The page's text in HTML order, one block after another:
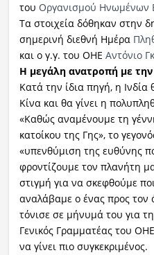
του Οργανισμού Ηνωμένων
Τα στοιχεία δόθηκαν στην
σημερινή διεθνή Ημέρα
και ο γ.γ. του ΟΗΕ Αντόνιο
Η μεγάλη ανατροπή με την
Κατά την ίδια πηγή, η Ινδία
Κίνα και θα γίνει η
«Καθώς αναμένουμε τη
κατοίκου της Γης», το
«υπενθύμιση της ευθύνης
φροντίζουμε τον πλανήτη
στιγμή για να σκεφθούμε
αναλάβαμε ο ένας προς τον
τόνισε σε μήνυμά του για
Γενικός Γραμματέας του
να γίνει πιο συγκεκριμένος.